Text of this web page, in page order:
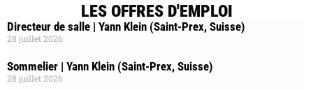
LES OFFRES D'EMPLOI
Directeur de salle | Yann Klein (Saint-Prex, Suisse)
28 juillet 2026
Sommelier | Yann Klein (Saint-Prex, Suisse)
28 juillet 2026